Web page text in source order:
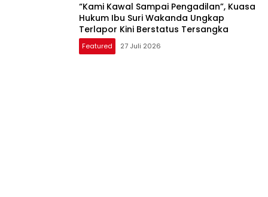
“Kami Kawal Sampai Pengadilan”, Kuasa
Hukum Ibu Suri Wakanda Ungkap
Terlapor Kini Berstatus Tersangka
Featured 27 Juli 2026